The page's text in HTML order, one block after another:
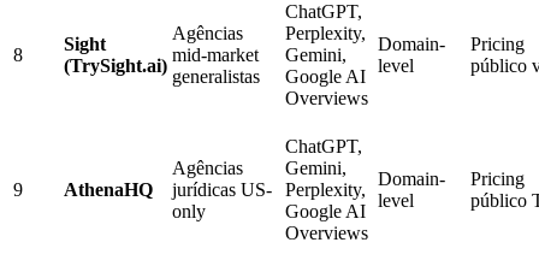
8
Sight
(TrySight.ai)
Agências
mid-market
generalistas
ChatGPT,
Perplexity,
Gemini,
Google AI
Overviews
Domain-
level
Pricing
público
9 AthenaHQ
Agências
jurídicas US-
only
ChatGPT,
Gemini,
Perplexity,
Google AI
Overviews
Domain-
level
Pricing
público